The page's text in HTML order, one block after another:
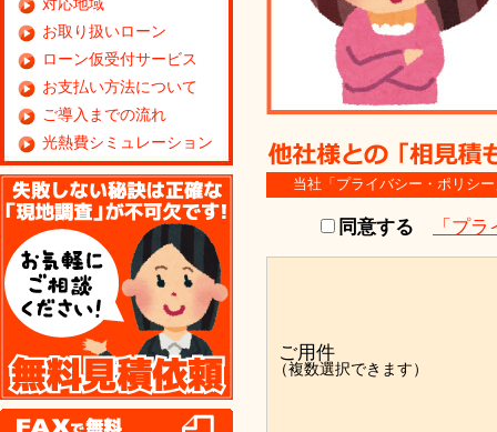
当社「プライバシー・ポリシ
同意する 「プ
ご用件
（複数選択できます）
対応地域
お取り扱いローン
ローン仮受付サービス
お支払い方法について
ご導入までの流れ
光熱費シミュレーション
無料見積り依頼